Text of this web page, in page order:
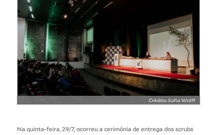
Crédito: Sofia Wolff
Na quinta-feira, 29/7, ocorreu a cerimônia de entrega dos scrubs